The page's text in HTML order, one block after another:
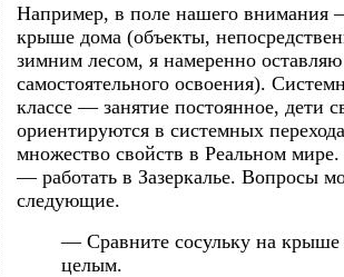
Например, в поле нашего внимания
крыше дома (объекты,
зимним лесом, я намеренно
самостоятельного освоения).
классе — занятие постоянное, дети
ориентируются в системных
множество свойств в Реальном
— работать в Зазеркалье. Вопросы
следующие.
— Сравните сосульку на крыше
целым.